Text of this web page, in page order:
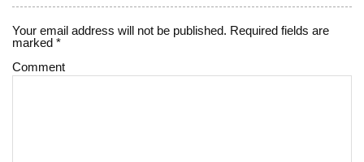
Your email address will not be published. Required fields are
marked*
Comment